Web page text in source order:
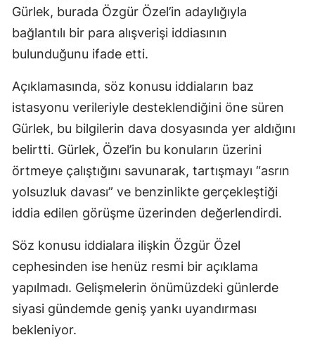
Gürlek, burada Özgür Özel’in adaylığıyla
bağlantılı bir para alışverişi iddiasının
bulunduğunu ifade etti.
Açıklamasında, söz konusu iddiaların baz
istasyonu verileriyle desteklendiğini öne süren
Gürlek, bu bilgilerin dava dosyasında yer aldığını
belirtti. Gürlek, Özel’in bu konuların üzerini
örtmeye çalıştığını savunarak, tartışmayı “asrın
yolsuzluk davası” ve benzinlikte gerçekleştiği
iddia edilen görüşme üzerinden değerlendirdi.
Söz konusu iddialara ilişkin Özgür Özel
cephesinden ise henüz resmi bir açıklama
yapılmadı. Gelişmelerin önümüzdeki günlerde
siyasi gündemde geniş yankı uyandırması
bekleniyor.